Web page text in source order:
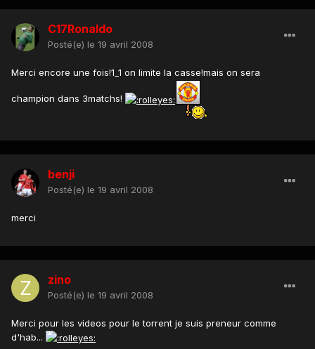
C17Ronaldo
Posté(e) le 19 avril 2008
Merci encore une fois!1_1 on limite la casse!mais on sera
champion dans 3matchs!
benji
Posté(e) le 19 avril 2008
merci
zino
Posté(e) le 19 avril 2008
Merci pour les videos pour le torrent je suis preneur comme
d'hab...